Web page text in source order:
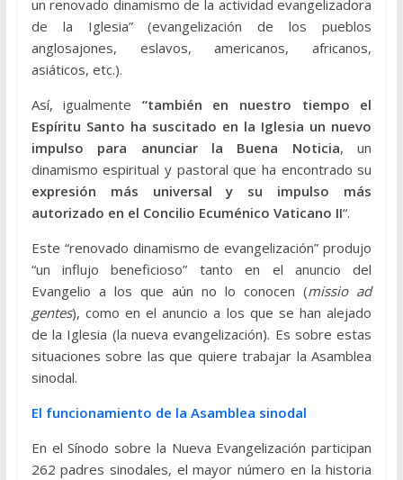
un renovado dinamismo de la actividad evangelizadora
de la Iglesia” (evangelización de los pueblos
anglosajones, eslavos, americanos, africanos,
asiáticos, etc.).
Así, igualmente “también en nuestro tiempo el
Espíritu Santo ha suscitado en la Iglesia un nuevo
impulso para anunciar la Buena Noticia, un
dinamismo espiritual y pastoral que ha encontrado su
expresión más universal y su impulso más
autorizado en el Concilio Ecuménico Vaticano II“.
Este “renovado dinamismo de evangelización” produjo
“un influjo beneficioso” tanto en el anuncio del
Evangelio a los que aún no lo conocen (missio ad
gentes), como en el anuncio a los que se han alejado
de la Iglesia (la nueva evangelización). Es sobre estas
situaciones sobre las que quiere trabajar la Asamblea
sinodal.
El funcionamiento de la Asamblea sinodal
En el Sínodo sobre la Nueva Evangelización participan
262 padres sinodales, el mayor número en la historia